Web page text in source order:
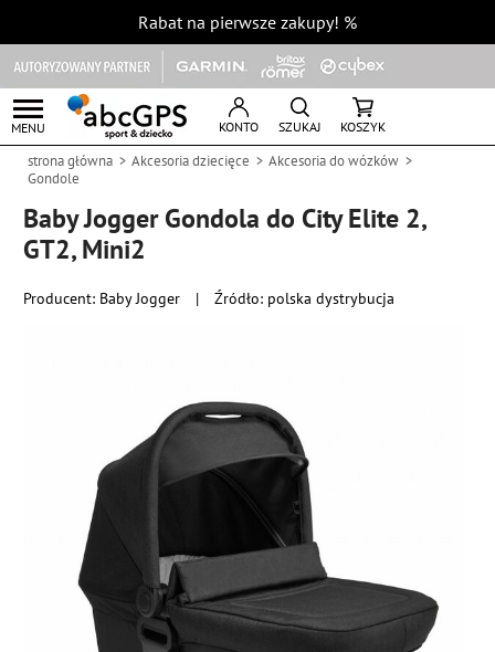
Rabat na pierwsze zakupy! %
MENU KONTO SZUKAJ KOSZYK
strona główna Akcesoria dziecięce
Akcesoria do wózków
Gondole
Baby Jogger Gondola do City Elite 2,
GT2, Mini2
Producent: Baby Jogger | Źródło: polska dystrybucja